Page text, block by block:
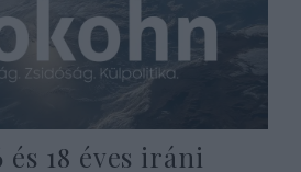
és 18 éves iráni